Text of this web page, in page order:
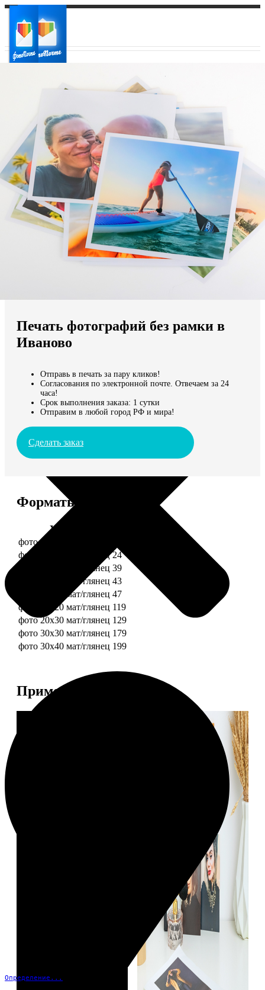
Ваш регион доставки
Выберите из списка:
Мы доставляем по всему миру
Продолжить без города
Определение...
Печать фотографий без рамки в
Иваново
Отправь в печать за пару кликов!
Согласования по электронной почте. Отвечаем за 24
часа!
Срок выполнения заказа: 1 сутки
Отправим в любой город РФ и мира!
Сделать заказ
Форматы и цены
Услуга
фото 10х10 мат/глянец
фото 10х15 мат/глянец 24
фото 13х18 мат/глянец 39
фото 15х15 мат/глянец 43
фото 15х20 мат/глянец 47
фото 20х20 мат/глянец 119
фото 20х30 мат/глянец 129
фото 30х30 мат/глянец 179
фото 30х40 мат/глянец 199
Примеры работ